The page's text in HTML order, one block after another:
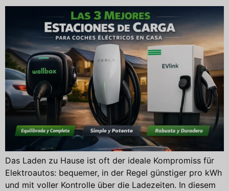
Das Laden zu Hause ist oft der ideale Kompromiss für
Elektroautos: bequemer, in der Regel günstiger pro kWh
und mit voller Kontrolle über die Ladezeiten. In diesem